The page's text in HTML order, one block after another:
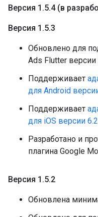
Версия 1 .5.4 (в
Версия 1 .5.3
Обновлено для
Ads Flutter версии
Поддерживает
для Android
Поддерживает
для iOS версии
Разработано и
плагина Google
Версия 1 .5.2
Обновлена